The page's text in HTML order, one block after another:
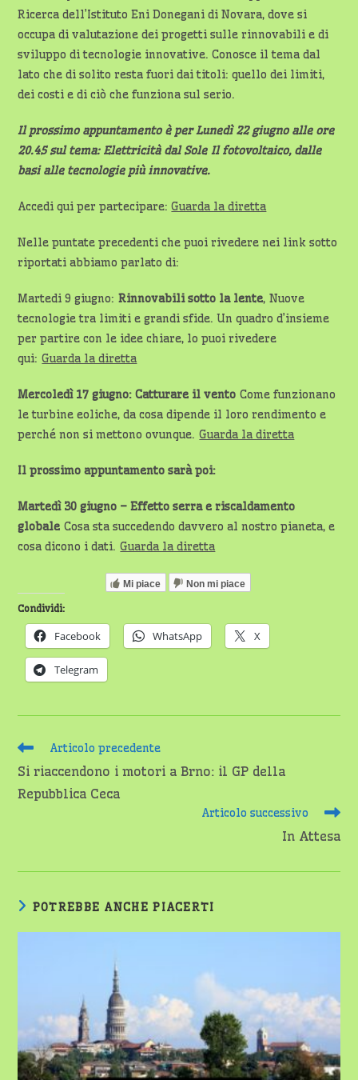
Ricerca dell’Istituto Eni Donegani di Novara, dove si
occupa di valutazione dei progetti sulle rinnovabili e di
sviluppo di tecnologie innovative. Conosce il tema dal
lato che di solito resta fuori dai titoli: quello dei limiti,
dei costi e di ciò che funziona sul serio.
Il prossimo appuntamento è per Lunedì 22 giugno alle ore
20.45 sul tema: Elettricità dal Sole Il fotovoltaico, dalle
basi alle tecnologie più innovative.
Accedi qui per partecipare:Guarda la diretta
Nelle puntate precedenti che puoi rivedere nei link sotto
riportati abbiamo parlato di:
Martedi 9 giugno:Rinnovabili sotto la lente, Nuove
tecnologie tra limiti e grandi sfide. Un quadro d’insieme
per partire con le idee chiare, lo puoi rivedere
qui:Guarda la diretta
Mercoledì 17 giugno: Catturare il vento Come funzionano
le turbine eoliche, da cosa dipende il loro rendimento e
perché non si mettono ovunque.Guarda la diretta
Il prossimo appuntamento sarà poi:
Martedì 30 giugno – Effetto serra e riscaldamento
globale Cosa sta succedendo davvero al nostro pianeta, e
cosa dicono i dati.Guarda la diretta
Mi piace Non mi piace
Condividi:
Facebook WhatsApp X
Telegram
Leggi
articoli
Articolo precedente
Si riaccendono i motori a Brno: il GP della
Repubblica Ceca
Articolo successivo
In Attesa
POTREBBE ANCHE PIACERTI